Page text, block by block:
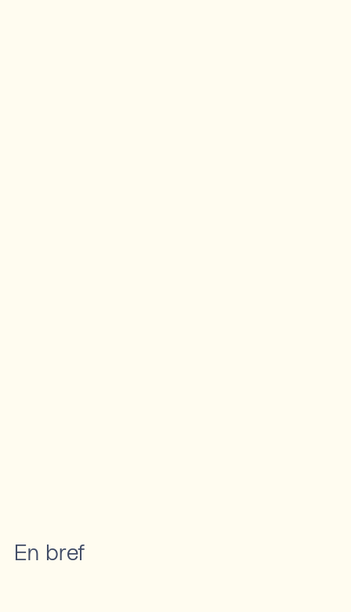
En bref